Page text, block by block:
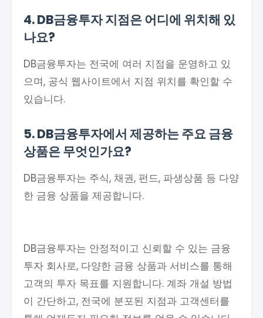
4. DB금융투자 지점은 어디에 위치해 있
나요?
DB금융투자는 전국에 여러 지점을 운영하고 있
으며, 공식 웹사이트에서 지점 위치를 확인할 수
있습니다.
5. DB금융투자에서 제공하는 주요 금융
상품은 무엇인가요?
DB금융투자는 주식, 채권, 펀드, 파생상품 등 다양
한 금융 상품을 제공합니다.
DB금융투자는 안정적이고 신뢰할 수 있는 금융
투자 회사로, 다양한 금융 상품과 서비스를 통해
고객의 투자 목표를 지원합니다. 계좌 개설 방법
이 간단하고, 전국에 분포된 지점과 고객센터를